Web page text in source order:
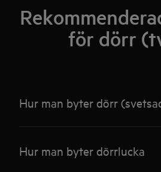
för dörr
Hur man byter dörr
Hur man byter dörrlucka